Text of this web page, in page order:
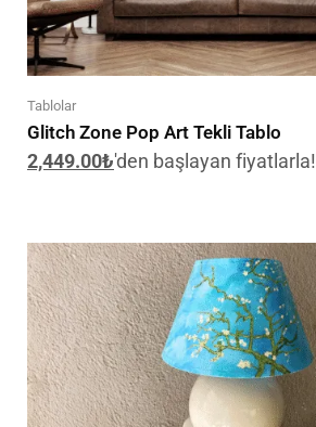
Tablolar
Glitch Zone Pop Art Tekli Tablo
2,449.00₺'den başlayan fiyatlarla!